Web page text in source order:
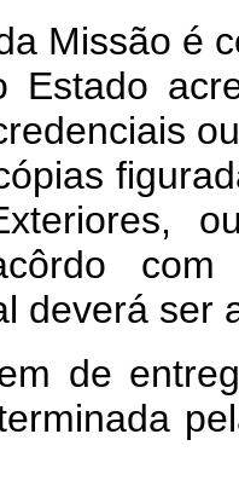
é
Estado
deverá ser
entrega